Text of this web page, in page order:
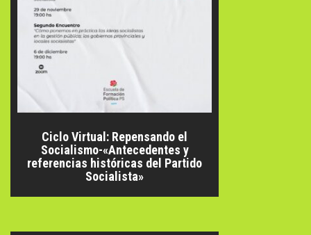
Ciclo Virtual: Repensando el
Socialismo-«Antecedentes y
referencias históricas del Partido
Socialista»